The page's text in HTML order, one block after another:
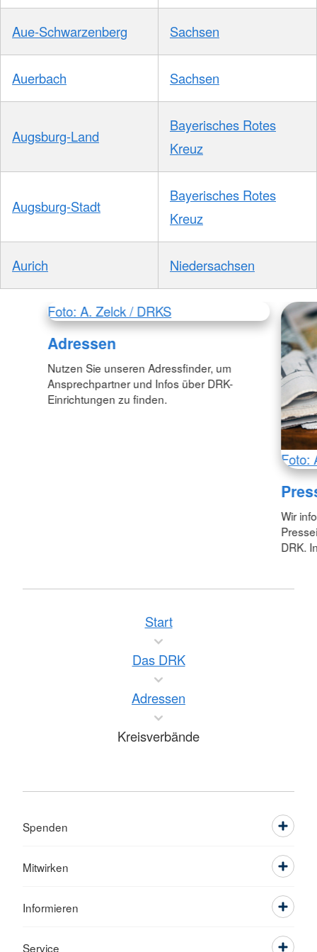
Aue-Schwarzenberg Sachsen
Auerbach Sachsen
Augsburg-Land
Bayerisches Rotes
Kreuz
Augsburg-Stadt
Bayerisches Rotes
Kreuz
Aurich Niedersachsen
Foto: A. Zelck / DRKS
Adressen
Nutzen Sie unseren Adressfinder, um
Ansprechpartner und Infos über DRK-
Einrichtungen zu finden.
Foto:
Wir
DRK.
Start
Das DRK
Adressen
Kreisverbände
Spenden
Mitwirken
Informieren
Service